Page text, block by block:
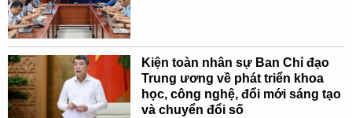
Kiện toàn nhân sự Ban Chỉ đạo
Trung ương về phát triển khoa
học, công nghệ, đổi mới sáng tạo
và chuyển đổi số